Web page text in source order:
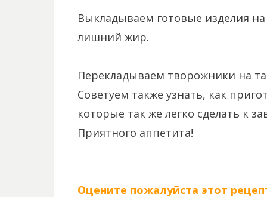
Выкладываем готовые изделия
лишний жир.
Перекладываем творожники на
Советуем также узнать, как
которые так же легко сделать к
Приятного аппетита!
Оцените пожалуйста этот